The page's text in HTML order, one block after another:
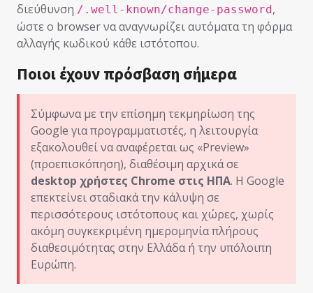
διεύθυνση /.well-known/change-password,
ώστε ο browser να αναγνωρίζει αυτόματα τη φόρμα
αλλαγής κωδικού κάθε ιστότοπου.
Ποιοι έχουν πρόσβαση σήμερα
Σύμφωνα με την επίσημη τεκμηρίωση της
Google για προγραμματιστές, η λειτουργία
εξακολουθεί να αναφέρεται ως «Preview»
(προεπισκόπηση), διαθέσιμη αρχικά σε
desktop χρήστες Chrome στις ΗΠΑ. Η Google
επεκτείνει σταδιακά την κάλυψη σε
περισσότερους ιστότοπους και χώρες, χωρίς
ακόμη συγκεκριμένη ημερομηνία πλήρους
διαθεσιμότητας στην Ελλάδα ή την υπόλοιπη
Ευρώπη.